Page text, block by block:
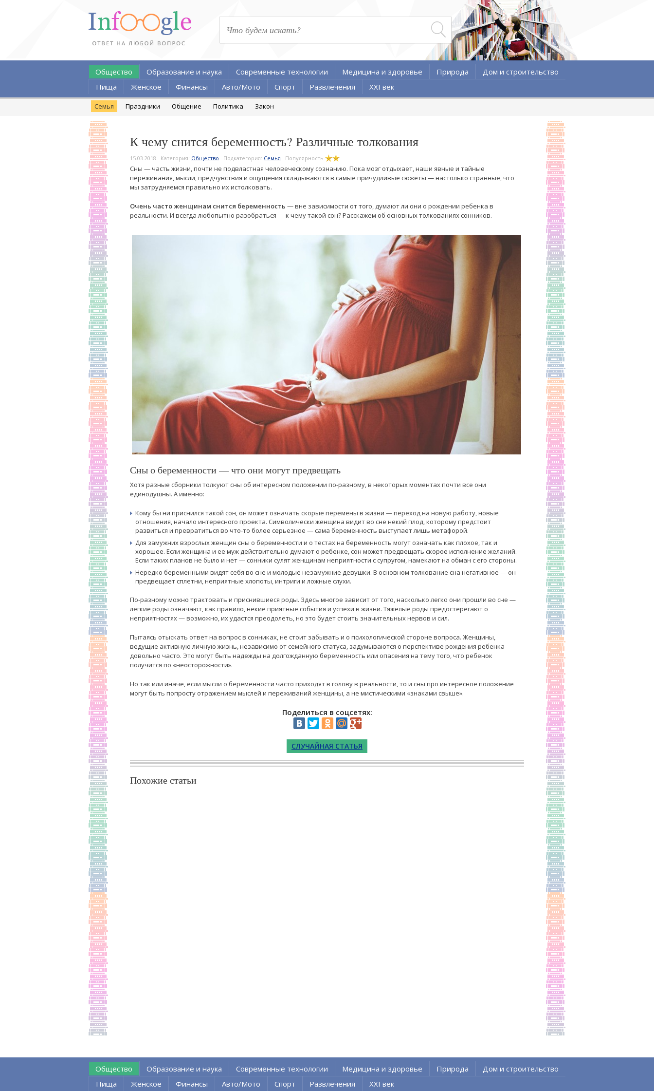
Общество Образование и наука Современные технологии Медицина и здоровье Природа
Дом и строительство
Пища
Женское Финансы Авто/Мото Спорт Развлечения XXI век
Семья Праздники Общение Политика Закон
К чему снится беременность? Различные толкования
15.03.2018 Категория: Общество Подкатегория: Семья Популярность
Сны — часть жизни, почти не подвластная человеческому сознанию. Пока мозг отдыхает, наши явные и тайные
переживания, мысли, предчувствия и ощущения складываются в самые причудливые сюжеты — настолько странные, что
мы затрудняемся правильно их истолковать.
Очень часто женщинам снится беременность — вне зависимости от того, думают ли они о рождении ребенка в
реальности. И всегда любопытно разобраться — к чему такой сон? Расскажем об основных толкованиях сонников.
Сны о беременности — что они могут предвещать
Хотя разные сборники толкуют сны об интересном положении по-разному, в некоторых моментах почти все они
единодушны. А именно:
Кому бы ни приснился такой сон, он может означать скорые перемены в жизни — переход на новую работу, новые
отношения, начало интересного проекта. Символически женщина видит во сне некий плод, которому предстоит
развиться и превратиться во что-то более серьезное — сама беременность выступает лишь метафорой.
Для замужних взрослых женщин сны о беременности и о тестах на беременность могут означать как плохое, так и
хорошее. Если женщина и ее муж действительно думают о ребенке, сон может предвещать скорое исполнение желаний.
Если таких планов не было и нет — сонники сулят женщинам неприятности с супругом, намекают на обман с его стороны.
Нередко беременными видят себя во сне и молодые незамужние девушки. В основном толкование сна негативное — он
предвещает сплетни, неприятные хлопоты, интриги и ложные слухи.
По-разному можно трактовать и приснившиеся роды. Здесь многое зависит от того, насколько легко они прошли во сне —
легкие роды означают, как правило, некие приятные события и успехи в жизни. Тяжелые роды предостерегают о
неприятностях — возможно, их удастся преодолеть, но это будет стоить значительных нервов и сил.
Пытаясь отыскать ответ на вопрос в сонниках, не стоит забывать и о психологической стороне вопроса. Женщины,
ведущие активную личную жизнь, независимо от семейного статуса, задумываются о перспективе рождения ребенка
довольно часто. Это могут быть надежды на долгожданную беременность или опасения на тему того, что ребенок
получится по «неосторожности».
Но так или иначе, если мысли о беременности часто приходят в голову в реальности, то и сны про интересное положение
могут быть попросту отражением мыслей и переживаний женщины, а не мистическими «знаками свыше».
Поделиться в соцсетях:
СЛУЧАЙНАЯ СТАТЬЯ
Похожие статьи
Общество Образование и наука Современные технологии Медицина и здоровье Природа
Дом и строительство
Пища
Женское Финансы Авто/Мото Спорт Развлечения XXI век